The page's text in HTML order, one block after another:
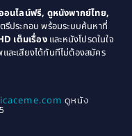
1970
1968
1963
อนไลน์ฟรี, ดูหนังพากย์ไทย,
รีประกอบ พร้อมระบบค้นหาที่
เต็มเรื่องและหนังโปรดในใจ
ละเสียงได้ทันทีไม่ต้องสมัคร
ดูหนัง